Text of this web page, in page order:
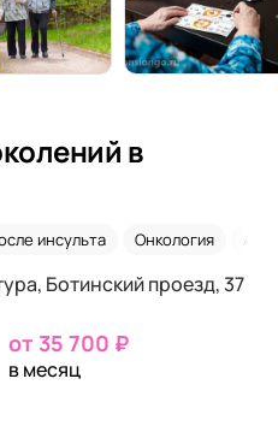
в
инсульта Онкология
Ботинский проезд, 37
от 35 700 ₽
в месяц